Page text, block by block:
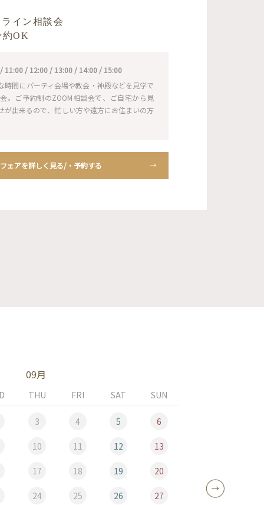
イン相談会
OK
11:00 / 12:00 / 13:00 / 14:00 / 15:00
時間にパーティ会場や教会・神殿などを見学で
。ご予約制のZOOM相談会で、ご自宅から見
が出来るので、忙しい方や遠方にお住まいの方
ェアを詳しく見る/・予約する
09月
THU FRI SAT SUN
3 4 5 6
10 11 12 13
17 18 19 20
24 25 26 27